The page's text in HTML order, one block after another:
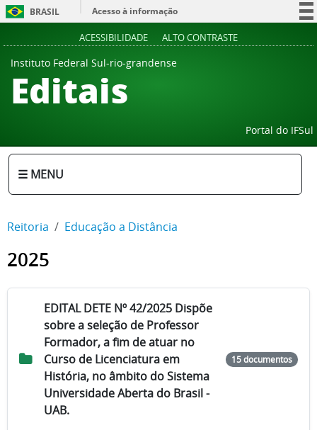
BRASIL
Acesso à informação
ACESSIBILIDADE ALTO CONTRASTE
Instituto Federal Sul-rio-grandense
Editais
Portal do IFSul
☰ MENU
Reitoria Educação a Distância
2025
EDITAL DETE Nº 42/2025 Dispõe
sobre a seleção de Professor
Formador, a fim de atuar no
Curso de Licenciatura em
História, no âmbito do Sistema
Universidade Aberta do Brasil -
UAB.
15 documentos